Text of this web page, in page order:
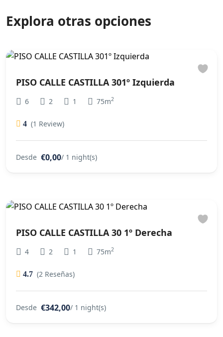
Explora otras opciones
PISO CALLE CASTILLA 301º Izquierda
6 2 1 75m2
4 (1 Review)
Desde €0,00/ 1 night(s)
PISO CALLE CASTILLA 30 1º Derecha
4 2 1 75m2
4.7 (2 Reseñas)
Desde €342,00/ 1 night(s)